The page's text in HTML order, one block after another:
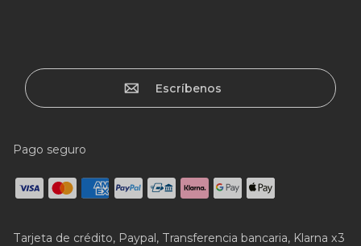
Escríbenos
Pago seguro
Tarjeta de crédito, Paypal, Transferencia bancaria, Klarna x3